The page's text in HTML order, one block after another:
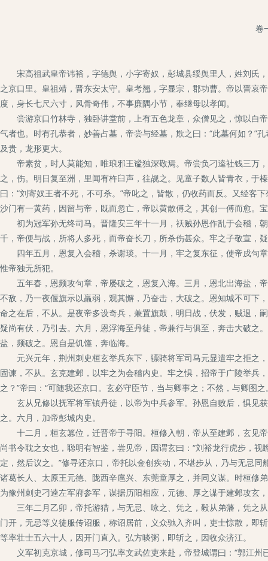
卷
宋高祖武皇帝讳裕，字德舆，小字寄奴，彭城县绥舆里人，姓刘氏
之京口里。皇祖靖，晋东安太守。皇考翘，字显宗，郡功曹。帝以晋
度，身长七尺六寸，风骨奇伟，不事廉隅小节，奉继母以孝闻。
尝游京口竹林寺，独卧讲堂前，上有五色龙章，众僧见之，惊以白
气者也。时有孔恭者，妙善占墓，帝尝与经墓，欺之曰：“此墓何如？”
及贵，龙形更大。
帝素贫，时人莫能知，唯琅邪王谧独深敬焉。帝尝负刁逵社钱三万
之，伤。明日复至洲，里闻有杵臼声，往觇之。见童子数人皆青衣，于
曰：“刘寄奴王者不死，不可杀。”帝叱之，皆散，仍收药而反。又经客
沙门有一黄药，因留与帝，既而忽亡，帝以黄散傅之，其创一傅而愈。
初为冠军孙无终司马。晋隆安三年十一月，祆贼孙恩作乱于会稽，
千，帝便与战，所将人多死，而帝奋长刀，所杀伤甚众。牢之子敬宣，
四年五月，恩复入会稽，杀谢琰。十一月，牢之复东征，使帝戍句
惟帝独无所犯。
五年春，恩频攻句章，帝屡破之，恩复入海。三月，恩北出海盐，
不敌，乃一夜偃旗示以羸弱，观其懈，乃奋击，大破之。恩知城不可下
命之在后，不从。是夜帝多设奇兵，兼置旗鼓，明日战，伏发，贼退，
疑尚有伏，乃引去。六月，恩浮海至丹徒，帝兼行与俱至，奔击大破
盐，频破之。恩自是饥馑，奔临海。
元兴元年，荆州刺史桓玄举兵东下，骠骑将军司马元显遣牢之拒之
固谏，不从。玄克建邺，以牢之为会稽内史。牢之惧，招帝于广陵举兵
之？”帝曰：“可随我还京口。玄必守臣节，当与卿事之；不然，与卿图之
玄从兄修以抚军将军镇丹徒，以帝为中兵参军。孙恩自败后，惧见
之。六月，加帝彭城内史。
十二月，桓玄篡位，迁晋帝于寻阳。桓修入朝，帝从至建邺，玄见
尚书令耽之女也，聪明有智鉴，尝见帝，因谓玄曰：“刘裕龙行虎步，
定，然后议之。”修寻还京口，帝托以金创疾动，不堪步从，乃与无忌
诸葛长人、太原王元德、陇西辛扈兴、东莞童厚之，并同义谋。时桓修
为豫州刺史刁逵左军府参军，谋据历阳相应，元德、厚之谋于建邺攻玄
三年二月乙卯，帝托游猎，与无忌、咏之、凭之，毅从弟藩，凭之
门开，无忌等义徒服传诏服，称诏居前，义众驰入齐叫，吏士惊散，
等率壮士五六十人，因开门直入。弘方啖粥，即斩之，因收众济江。
义军初克京城，修司马刁弘率文武佐吏来赴，帝登城谓曰：“郭江州